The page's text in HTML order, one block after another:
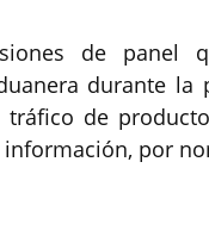
de panel
durante la
de
por